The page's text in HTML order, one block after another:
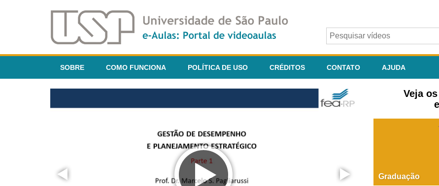
SOBRE COMO FUNCIONA POLÍTICA DE USO CRÉDITOS CONTATO AJUDA
Veja
Graduação